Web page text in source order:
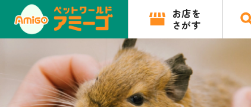
お店を
さがす